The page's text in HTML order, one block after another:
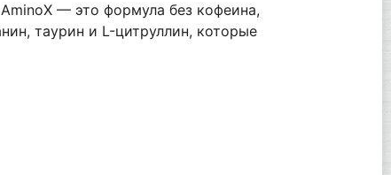
— это формула без кофеина,
таурин и L-цитруллин, которые